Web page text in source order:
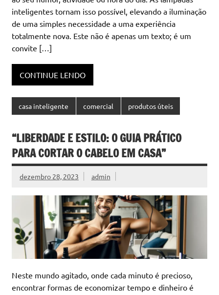
inteligentes tornam isso possível, elevando a iluminação
de uma simples necessidade a uma experiência
totalmente nova. Este não é apenas um texto; é um
convite […]
CONTINUE LENDO
casa inteligente comercial produtos úteis
“LIBERDADE E ESTILO: O GUIA PRÁTICO
PARA CORTAR O CABELO EM CASA”
dezembro 28, 2023 admin
Neste mundo agitado, onde cada minuto é precioso,
encontrar formas de economizar tempo e dinheiro é